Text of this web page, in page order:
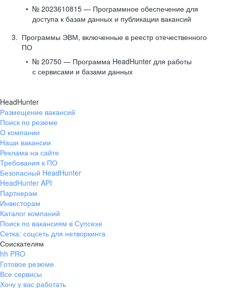
№ 2023610815 — Программное обеспечение для
доступа к базам данных и публикации вакансий
Программы ЭВМ, включенные в реестр отечественного
ПО
№ 20750 — Программа HeadHunter для работы
с сервисами и базами данных
HeadHunter
Размещение вакансий
Поиск по резюме
О компании
Наши вакансии
Реклама на сайте
Требования к ПО
Безопасный HeadHunter
HeadHunter API
Партнерам
Инвесторам
Каталог компаний
Поиск по вакансиям в Супсехе
Сетка: соцсеть для нетворкинга
Соискателям
hh PRO
Готовое резюме
Все сервисы
Хочу у вас работать